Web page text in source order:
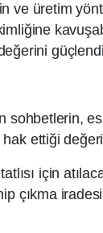
ve üretim
sohbetlerin,
ettiği
için
çıkma iradesi